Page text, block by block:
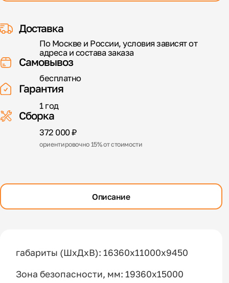
Доставка
По Москве и России, условия зависят от
адреса и состава заказа
Самовывоз
бесплатно
Гарантия
1 год
Сборка
372 000 ₽
ориентировочно 15% от стоимости
Описание
габариты (ШхДхВ): 16360x11000x9450
Зона безопасности, мм: 19360х15000